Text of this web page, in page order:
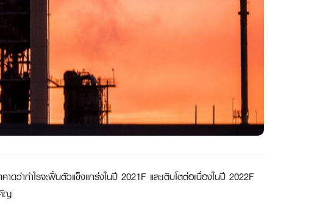
ดว่ากำไรจะฟื้นตัวแข็งแกร่งในปี 2021F และเติบโตต่อเนื่องในปี 2022F
ญ